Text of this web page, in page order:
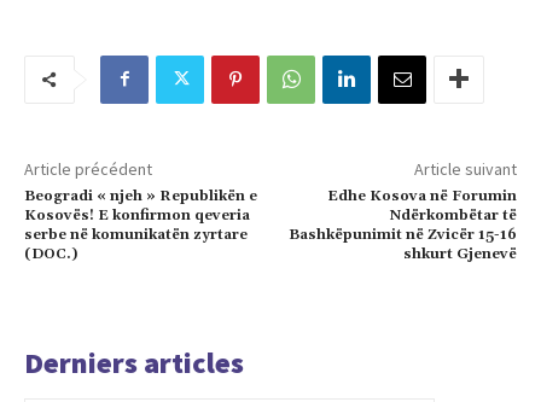
Article précédent
Beogradi « njeh » Republikën e
Kosovës! E konfirmon qeveria
serbe në komunikatën zyrtare
(DOC.)
Article suivant
Edhe Kosova në Forumin
Ndërkombëtar të
Bashkëpunimit në Zvicër 15-16
shkurt Gjenevë
Derniers articles